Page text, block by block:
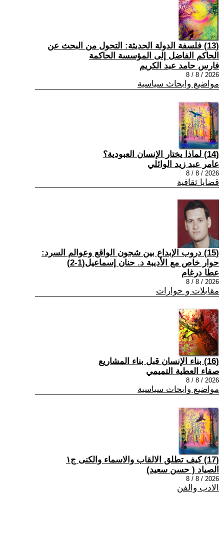
(13) فلسفة الدولة الحديثة: التحول من البحث عن
الحاكم الفاضل إلى المؤسسة الحاكمة
فارس حامد عبد الكريم
2026 / 8 / 8
مواضيع وابحاث سياسية
(14) لماذا يختار الإنسان العبودية؟
عامر عبد زيد الوائلي
2026 / 8 / 8
قضايا ثقافية
(15) دروب الإبداع بين شجون الواقع وعوالم السرد:
حوار خاص مع الأديبة د. حنان إسماعيل(1-2)
عطا درغام
2026 / 8 / 8
مقابلات و حوارات
(16) بناء الإنسان قبل بناء المشاريع
صفاء العطية التميمي
2026 / 8 / 8
مواضيع وابحاث سياسية
(17) كيف تطلق الالقاب والاسماء والكنى ج١
الصياد ‏( حسن سعيد‏)
2026 / 8 / 8
الادب والفن